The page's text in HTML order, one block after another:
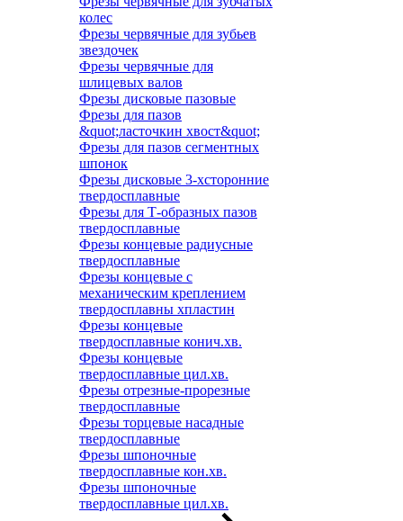
колес
Фрезы червячные для зубьев
звездочек
Фрезы червячные для
шлицевых валов
Фрезы дисковые пазовые
Фрезы для пазов
&quot;ласточкин хвост&quot;
Фрезы для пазов сегментных
шпонок
Фрезы дисковые 3-хсторонние
твердосплавные
Фрезы для Т-образных пазов
твердосплавные
Фрезы концевые радиусные
твердосплавные
Фрезы концевые с
механическим креплением
твердосплавны хпластин
Фрезы концевые
твердосплавные конич.хв.
Фрезы концевые
твердосплавные цил.хв.
Фрезы отрезные-прорезные
твердосплавные
Фрезы торцевые насадные
твердосплавные
Фрезы шпоночные
твердосплавные кон.хв.
Фрезы шпоночные
твердосплавные цил.хв.